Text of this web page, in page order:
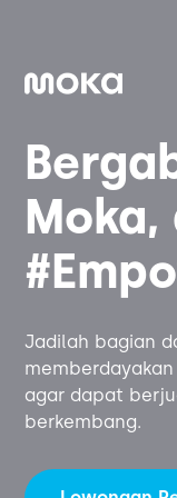
Layanan
Jualan Offline
Point of Sale
Payment
Moka Order
Manajemen
Jualan Online
Online Order
Lainnya
Capital
Hardware
Hubungi
Jadilah bagian
agar dapat
berkembang.